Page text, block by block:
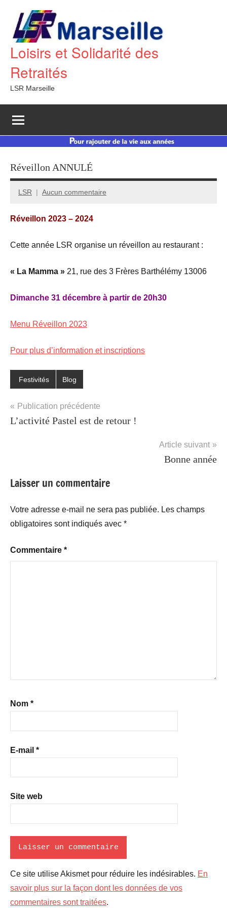
contenu
Loisirs et Solidarité des
Retraités
LSR Marseille
Réveillon ANNULÉ
31
2023
LSR Aucun commentaire
Réveillon 2023 – 2024
Cette année LSR organise un réveillon au restaurant :
« La Mamma » 21, rue des 3 Frères Barthélémy 13006
Dimanche 31 décembre à partir de 20h30
Menu Réveillon 2023
Pour plus d’information et inscriptions
Festivités,
Réveillon
Festivités Blog
Navigation
de
Publication précédente
L’activité Pastel est de retour !
Article suivant
Bonne année
Laisser un commentaire
Votre adresse e-mail ne sera pas publiée. Les champs
obligatoires sont indiqués avec *
Commentaire *
Nom *
E-mail *
Site web
Ce site utilise Akismet pour réduire les indésirables. En
savoir plus sur la façon dont les données de vos
commentaires sont traitées.